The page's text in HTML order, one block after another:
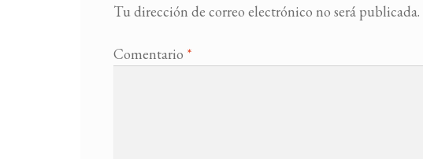
Tu dirección de correo electrónico no será publicada.
Comentario *